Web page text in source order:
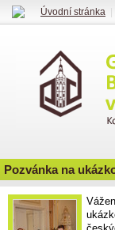
Pozvánka na
Úvodní stránka